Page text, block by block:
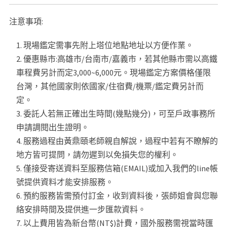
注意事項:
現場鑑定需事先附上塔位地點地址以方便作業。
優惠縣市:高雄市/台南市/嘉義市，若其他縣市需以高鐵
車程費另計而定3,000~6,000元。現場鑑定方案價格僅限
台灣，其他國家則依國家/住宿費/機票/鑑定費另計而
定。
委託人若無正確出生時間(幾點幾分)，可至戶政事務所
申請調閱出生證明。
服務過程由黃鼎頤老師親自解說，過程中若有不瞭解的
地方皆可提問，請勿遲到以免損失您的權利。
僅接受寄送資料至服務信箱(EMAIL)或加入我們的line帳
號提供資料才能安排服務。
預約服務皆需預付訂金，收到資料後，張師姐會與您聯
絡安排時間及提供進一步匯款資料。
以上費用皆為新台幣(NT$)計費，國外服務需視當時匯